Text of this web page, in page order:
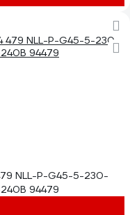
NLL-P-G45-5-230-
94479